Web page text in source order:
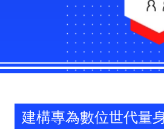
建構專為數位世代量